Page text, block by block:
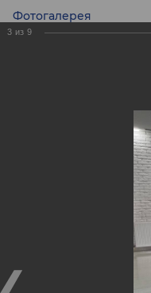
Фотогалерея
Новый Центр
3 из 9